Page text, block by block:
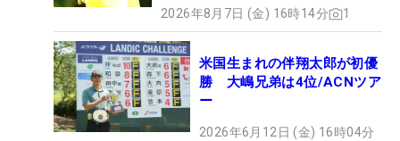
2026年8月7日 (金) 16時14分 1
米国生まれの伴翔太郎が初優
勝 大嶋兄弟は4位/ACNツア
ー
2026年6月12日 (金) 16時04分